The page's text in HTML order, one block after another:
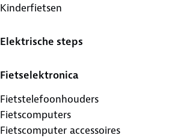
Kinderfietsen
Elektrische steps
Fietselektronica
Fietstelefoonhouders
Fietscomputers
Fietscomputer accessoires